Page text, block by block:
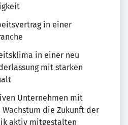
in einer
in einer neu
mit starken
Unternehmen mit
die Zukunft der
aktiv mitgestalten